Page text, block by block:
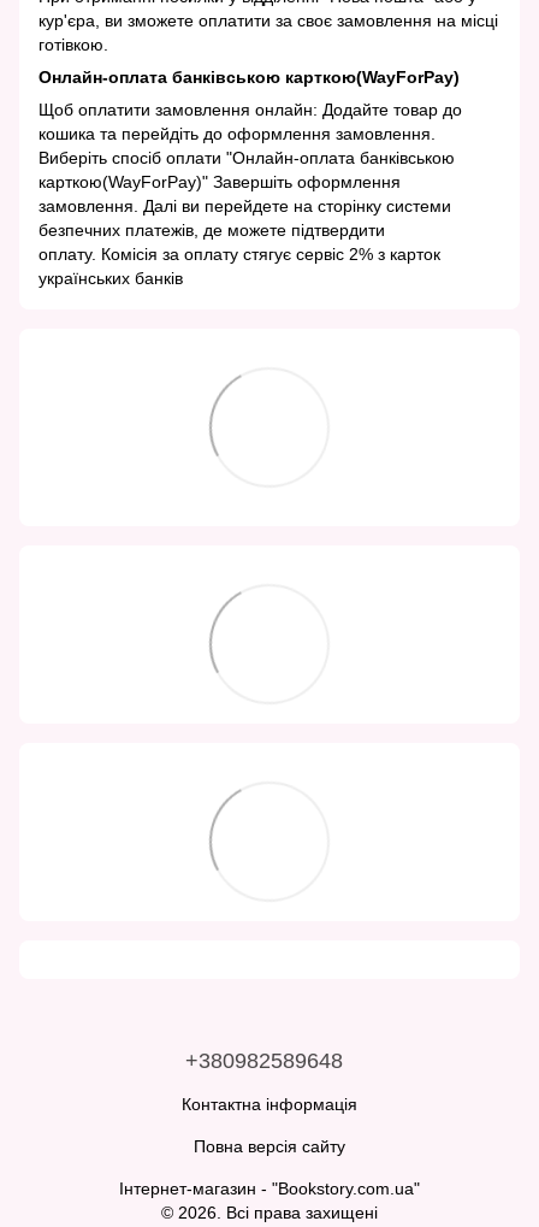
кур'єра, ви зможете оплатити за своє замовлення на місці
готівкою.
Онлайн-оплата банківською карткою(WayForPay)
Щоб оплатити замовлення онлайн: Додайте товар до
кошика та перейдіть до оформлення замовлення.
Виберіть спосіб оплати "Онлайн-оплата банківською
карткою(WayForPay)" Завершіть оформлення
замовлення. Далі ви перейдете на сторінку системи
безпечних платежів, де можете підтвердити
оплату. Комісія за оплату стягує сервіс 2% з карток
українських банків
+380982589648
Контактна інформація
Повна версія сайту
Інтернет-магазин - "Bookstory.com.ua"
© 2026. Всі права захищені